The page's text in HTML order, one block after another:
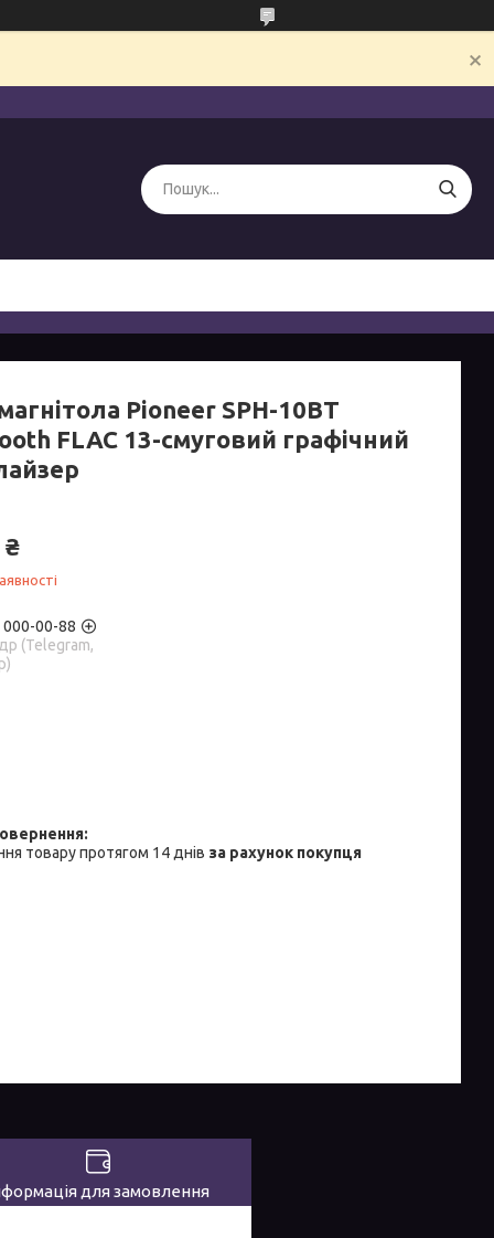
Pioneer SPH-10BT
FLAC 13-смуговий графічний
000-00-88
(Telegram,
товару протягом 14 днів за рахунок покупця
для замовлення